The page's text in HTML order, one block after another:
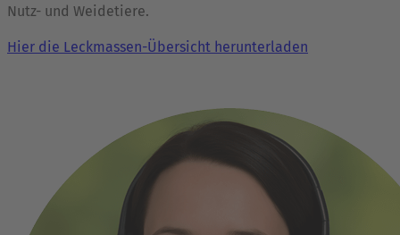
Nutz- und Weidetiere.
Hier die Leckmassen-Übersicht herunterladen